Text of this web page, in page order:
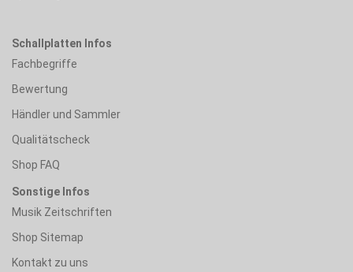
Schallplatten Infos
Fachbegriffe
Bewertung
Händler und Sammler
Qualitätscheck
Shop FAQ
Sonstige Infos
Musik Zeitschriften
Shop Sitemap
Kontakt zu uns